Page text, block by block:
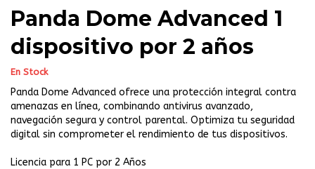
Panda Dome Advanced 1
dispositivo por 2 años
En Stock
Panda Dome Advanced ofrece una protección integral contra
amenazas en línea, combinando antivirus avanzado,
navegación segura y control parental. Optimiza tu seguridad
digital sin comprometer el rendimiento de tus dispositivos.
Licencia para 1 PC por 2 Años